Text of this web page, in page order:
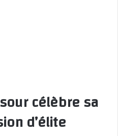
célèbre sa
d’élite